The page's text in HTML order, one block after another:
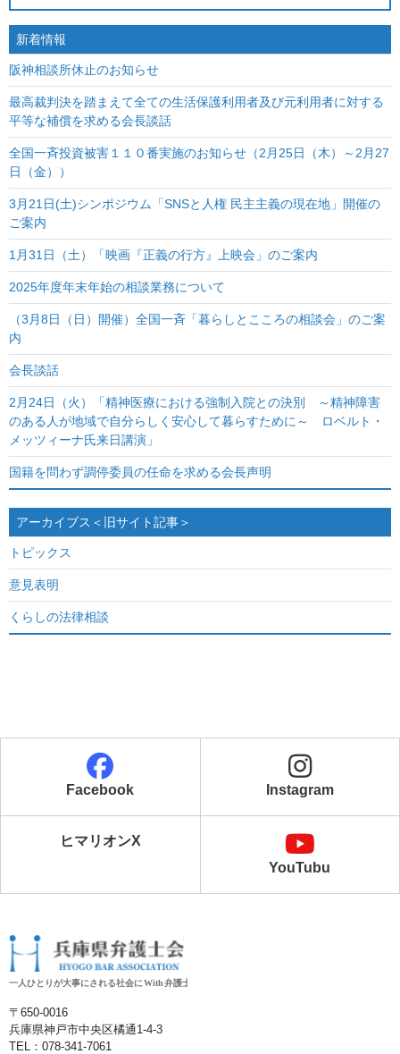
新着情報
阪神相談所休止のお知らせ
最高裁判決を踏まえて全ての生活保護利用者及び元利用者に対する
平等な補償を求める会長談話
全国一斉投資被害１１０番実施のお知らせ（2月25日（木）～2月27
日（金））
3月21日(土)シンポジウム「SNSと人権 民主主義の現在地」開催の
ご案内
1月31日（土）「映画『正義の行方』上映会」のご案内
2025年度年末年始の相談業務について
（3月8日（日）開催）全国一斉「暮らしとこころの相談会」のご案
内
会長談話
2月24日（火）「精神医療における強制入院との決別 ～精神障害
のある人が地域で自分らしく安心して暮らすために～ ロベルト・
メッツィーナ氏来日講演」
国籍を問わず調停委員の任命を求める会長声明
アーカイブス＜旧サイト記事＞
トピックス
意見表明
くらしの法律相談
Facebook Instagram
ヒマリオンX
YouTubu
〒650‐0016
兵庫県神戸市中央区橘通1-4-3
TEL：078-341-7061